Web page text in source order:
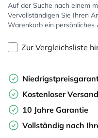
Auf der Suche nach einem
Vervollständigen Sie Ihren
Warenkorb ein persönliches
Zur Vergleichsliste
Kostenloser Versand
10 Jahre Garantie
Vollständig nach